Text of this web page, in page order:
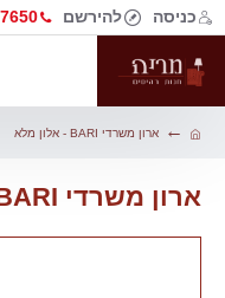
כניסה להירשם
ארון משרדי BARI - אלון מלא
ארון משרדי BARI - אלון מלא